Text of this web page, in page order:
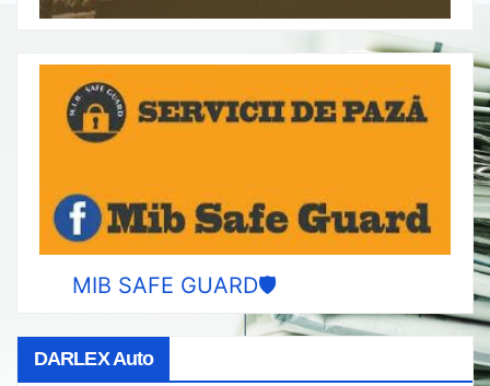
MIB SAFE GUARD🛡️
DARLEX Auto